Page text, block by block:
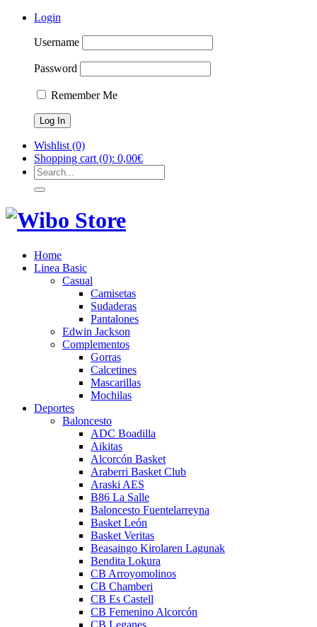
Login
Username
Password
Remember Me
Wishlist (0)
Shopping cart (0): 0,00€
Home
Linea Basic
Casual
Camisetas
Sudaderas
Pantalones
Edwin Jackson
Complementos
Gorras
Calcetines
Mascarillas
Mochilas
Deportes
Baloncesto
ADC Boadilla
Aikitas
Alcorcón Basket
Araberri Basket Club
Araski AES
B86 La Salle
Baloncesto Fuentelarreyna
Basket León
Basket Veritas
Beasaingo Kirolaren Lagunak
Bendita Lokura
CB Arroyomolinos
CB Chamberi
CB Es Castell
CB Femenino Alcorcón
CB Leganes